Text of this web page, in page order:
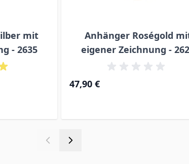
mit
- 2635
Anhänger Roségold
eigener Zeichnung -
47,90 €